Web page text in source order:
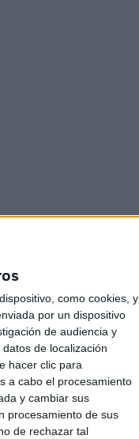
como cookies, y
por un dispositivo
de audiencia y
de localización
hacer clic para
a cabo el procesamiento
y cambiar sus
procesamiento de sus
de rechazar tal